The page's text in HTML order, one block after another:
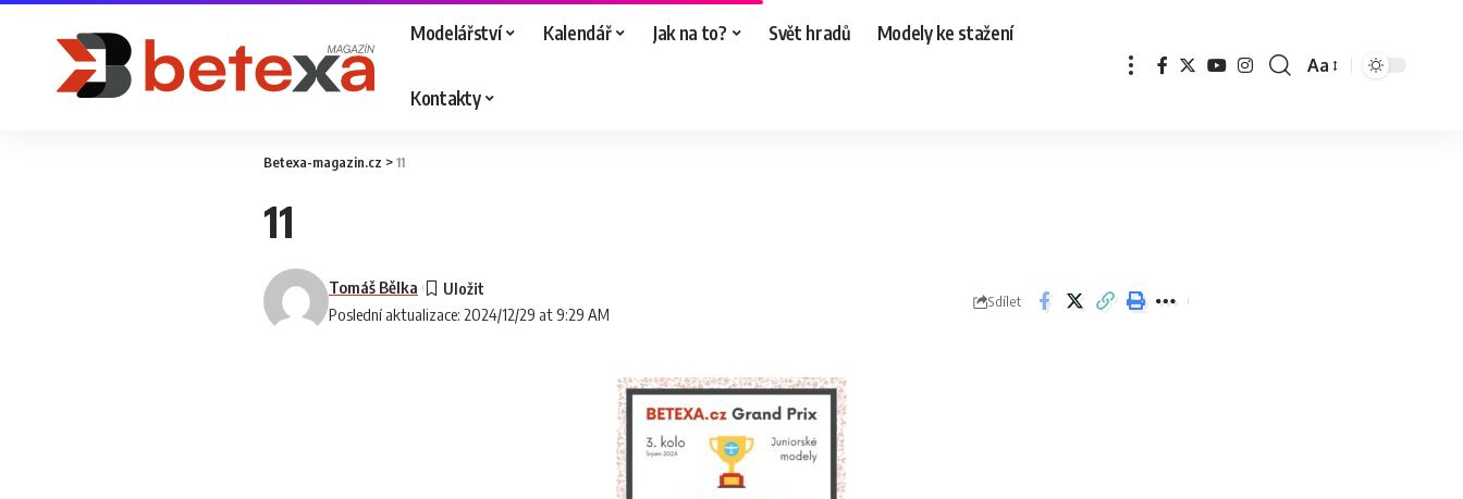
Modelářství Kalendář Jak na to? Svět hradů Modely ke stažení
Kontakty
Aa
Betexa-magazin.cz >11
11
Poslední aktualizace: 2024/12/29 at 9:29 AM
Tomáš Bělka
Sdílet